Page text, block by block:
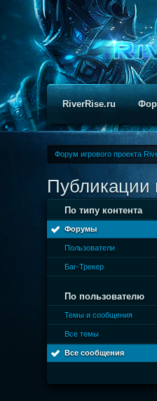
RiverRise.ru
Форум игрового проекта
Публикации
По типу контента
Форумы
Пользователи
Баг-Трекер
По пользователю
Темы и сообщения
Все темы
Все сообщения